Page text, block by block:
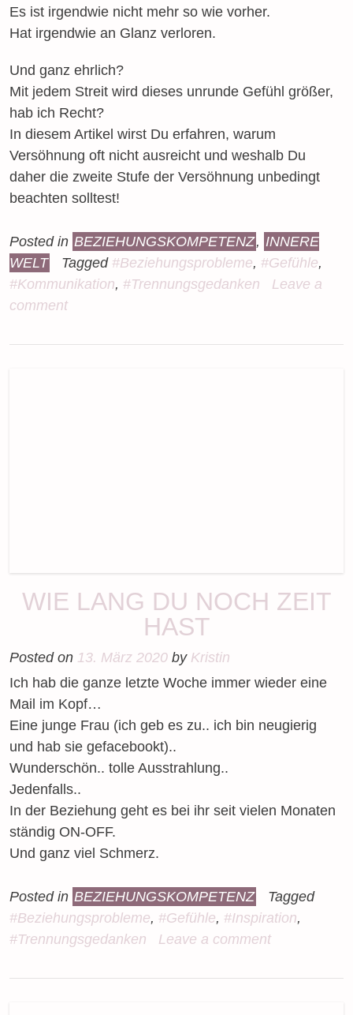
Es ist irgendwie nicht mehr so wie vorher.
Hat irgendwie an Glanz verloren.
Und ganz ehrlich?
Mit jedem Streit wird dieses unrunde Gefühl größer,
hab ich Recht?
In diesem Artikel wirst Du erfahren, warum
Versöhnung oft nicht ausreicht und weshalb Du
daher die zweite Stufe der Versöhnung unbedingt
beachten solltest!
Posted in BEZIEHUNGSKOMPETENZ, INNERE
WELT
Tagged #Beziehungsprobleme, #Gefühle,
#Kommunikation, #Trennungsgedanken
Leave a
comment
WIE LANG DU NOCH ZEIT
HAST
Posted on 13. März 2020 by Kristin
Ich hab die ganze letzte Woche immer wieder eine
Mail im Kopf…
Eine junge Frau (ich geb es zu.. ich bin neugierig
und hab sie gefacebookt)..
Wunderschön.. tolle Ausstrahlung..
Jedenfalls..
In der Beziehung geht es bei ihr seit vielen Monaten
ständig ON-OFF.
Und ganz viel Schmerz.
Posted in BEZIEHUNGSKOMPETENZ
Tagged
#Beziehungsprobleme, #Gefühle, #Inspiration,
#Trennungsgedanken
Leave a comment